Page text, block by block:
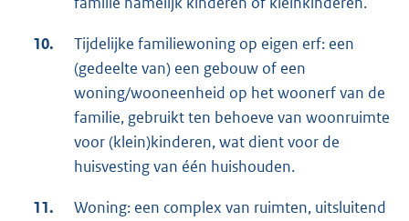
10.
Tijdelijke familiewoning op eigen erf: een
(gedeelte van) een gebouw of een
woning/wooneenheid op het woonerf van de
familie, gebruikt ten behoeve van woonruimte
voor (klein)kinderen, wat dient voor de
huisvesting van één huishouden.
11.
Woning: een complex van ruimten, uitsluitend